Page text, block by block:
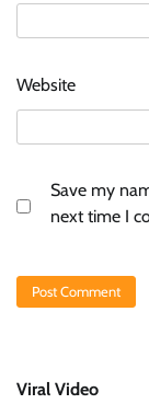
Website
Save my
next time I
Viral Video